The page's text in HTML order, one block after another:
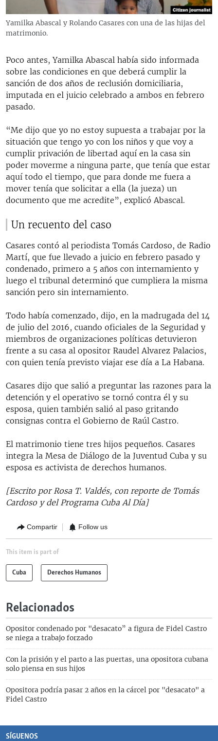
Yamilka Abascal y Rolando Casares con una de las hijas del
matrimonio.
Poco antes, Yamilka Abascal había sido informada
sobre las condiciones en que deberá cumplir la
sanción de dos años de reclusión domiciliaria,
imputada en el juicio celebrado a ambos en febrero
pasado.
“Me dijo que yo no estoy supuesta a trabajar por la
situación que tengo yo con los niños y que voy a
cumplir privación de libertad aquí en la casa sin
poder moverme a ninguna parte, que tenía que estar
aquí todo el tiempo, que para donde me fuera a
mover tenía que solicitar a ella (la jueza) un
documento que me acredite”, explicó Abascal.
Un recuento del caso
Casares contó al periodista Tomás Cardoso, de Radio
Martí, que fue llevado a juicio en febrero pasado y
condenado, primero a 5 años con internamiento y
luego el tribunal determinó que cumpliera la misma
sanción pero sin internamiento.
Todo había comenzado, dijo, en la madrugada del 14
de julio del 2016, cuando oficiales de la Seguridad y
miembros de organizaciones políticas detuvieron
frente a su casa al opositor Raudel Alvarez Palacios,
con quien tenía previsto viajar ese día a La Habana.
Casares dijo que salió a preguntar las razones para la
detención y el operativo se tornó contra él y su
esposa, quien también salió al paso gritando
consignas contra el Gobierno de Raúl Castro.
El matrimonio tiene tres hijos pequeños. Casares
integra la Mesa de Diálogo de la Juventud Cuba y su
esposa es activista de derechos humanos.
[Escrito por Rosa T. Valdés, con reporte de Tomás
Cardoso y del Programa Cuba Al Día]
Compartir Follow us
This item is part of
Cuba Derechos Humanos
Relacionados
Opositor condenado por "desacato” a figura de Fidel Castro
se niega a trabajo forzado
Con la prisión y el parto a las puertas, una opositora cubana
solo piensa en sus hijos
Opositora podría pasar 2 años en la cárcel por "desacato" a
Fidel Castro
SÍGUENOS